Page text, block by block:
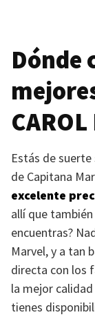
Dónde
CAROL
Estás de
de Capitana
excelente
allí que
encuentras?
Marvel, y a tan
directa con los
la mejor
tienes